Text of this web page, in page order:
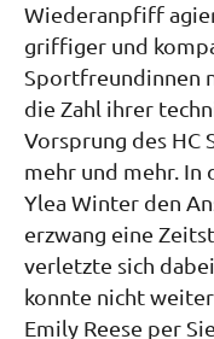
Wiederanpfiff
griffiger und
Sportfreundinnen
die Zahl ihrer
Vorsprung des HC
mehr und mehr. In
Ylea Winter den
erzwang eine
verletzte sich
konnte nicht
Emily Reese per